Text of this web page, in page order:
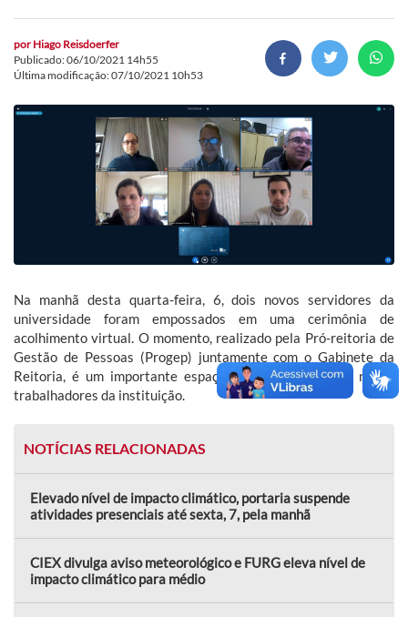
por Hiago Reisdoerfer
Publicado: 06/10/2021 14h55
Última modificação: 07/10/2021 10h53
Na manhã desta quarta-feira, 6, dois novos servidores da
universidade foram empossados em uma cerimônia de
acolhimento virtual. O momento, realizado pela Pró-reitoria de
Gestão de Pessoas (Progep) juntamente com o Gabinete da
Reitoria, é um importante espaço de boas-vindas aos novos
trabalhadores da instituição.
NOTÍCIAS RELACIONADAS
Elevado nível de impacto climático, portaria suspende
atividades presenciais até sexta, 7, pela manhã
CIEX divulga aviso meteorológico e FURG eleva nível de
impacto climático para médio